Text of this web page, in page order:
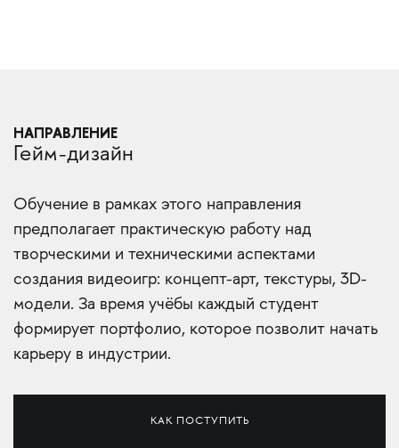
НАПРАВЛЕНИЕ
Гейм-дизайн
Обучение в рамках этого направления
предполагает практическую работу над
творческими и техническими аспектами
создания видеоигр: концепт-арт, текстуры, 3D-
модели. За время учёбы каждый студент
формирует портфолио, которое позволит начать
карьеру в индустрии.
КАК ПОСТУПИТЬ